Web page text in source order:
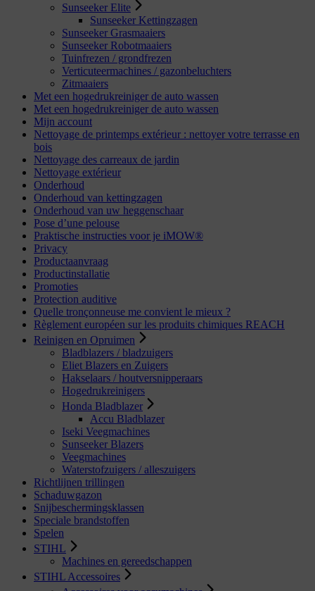
Sunseeker Elite
Sunseeker Kettingzagen
Sunseeker Grasmaaiers
Sunseeker Robotmaaiers
Tuinfrezen / grondfrezen
Verticuteermachines / gazonbeluchters
Zitmaaiers
Met een hogedrukreiniger de auto wassen
Met een hogedrukreiniger de auto wassen
Mijn account
Nettoyage de printemps extérieur : nettoyer votre terrasse en
bois
Nettoyage des carreaux de jardin
Nettoyage extérieur
Onderhoud
Onderhoud van kettingzagen
Onderhoud van uw heggenschaar
Pose d’une pelouse
Praktische instructies voor je iMOW®
Privacy
Productaanvraag
Productinstallatie
Promoties
Protection auditive
Quelle tronçonneuse me convient le mieux ?
Règlement européen sur les produits chimiques REACH
Reinigen en Opruimen
Bladblazers / bladzuigers
Eliet Blazers en Zuigers
Hakselaars / houtversnipperaars
Hogedrukreinigers
Honda Bladblazer
Accu Bladblazer
Iseki Veegmachines
Sunseeker Blazers
Veegmachines
Waterstofzuigers / alleszuigers
Richtlijnen trillingen
Schaduwgazon
Snijbeschermingsklassen
Speciale brandstoffen
Spelen
STIHL
Machines en gereedschappen
STIHL Accessoires